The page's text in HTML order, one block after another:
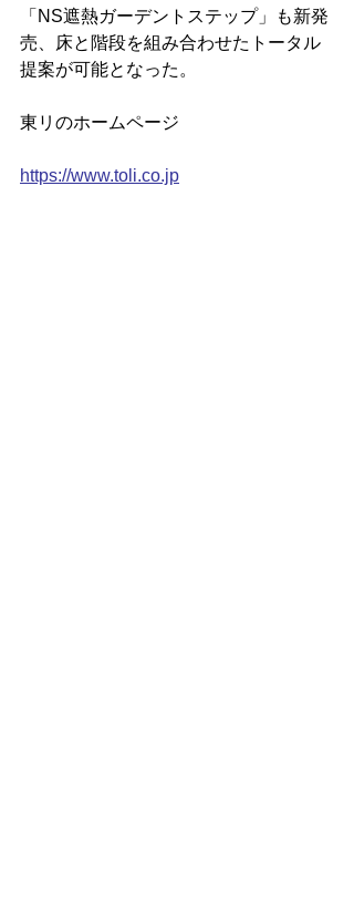
「NS遮熱ガーデントステップ」も新発
売、床と階段を組み合わせたトータル
提案が可能となった。
東リのホームページ
https://www.toli.co.jp